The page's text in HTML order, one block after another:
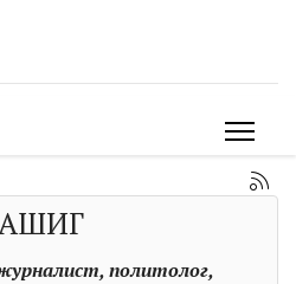
политолог,